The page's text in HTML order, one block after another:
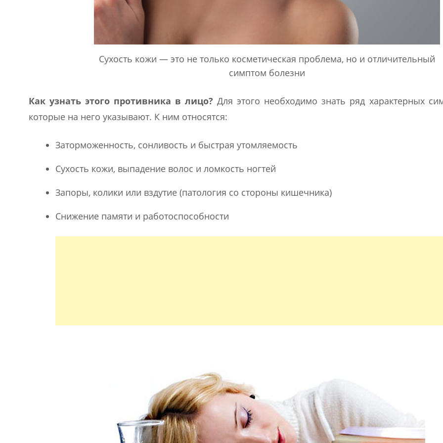
Сухость кожи — это не только косметическая проблема, но и отличительный
симптом болезни
Как узнать этого противника в лицо? Для этого необходимо знать ряд характерных
которые на него указывают. К ним относятся:
Заторможенность, сонливость и быстрая утомляемость
Сухость кожи, выпадение волос и ломкость ногтей
Запоры, колики или вздутие (патология со стороны кишечника)
Снижение памяти и работоспособности